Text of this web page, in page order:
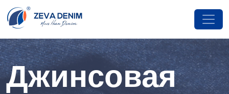
Джинсовая